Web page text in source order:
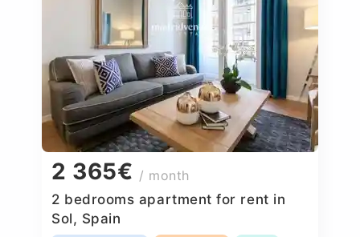
2 365€ / month
2 bedrooms apartment for rent in
Sol, Spain